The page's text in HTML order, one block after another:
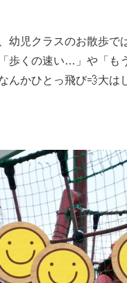
幼児クラスのお散歩で
歩くの速い…」や「も
んかひとっ飛び💨大は